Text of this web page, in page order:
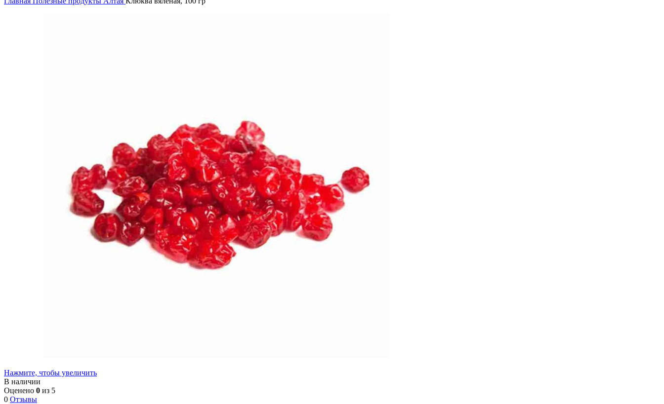
Нажмите, чтобы увеличить
В наличии
Оценено 0 из 5
0 Отзывы